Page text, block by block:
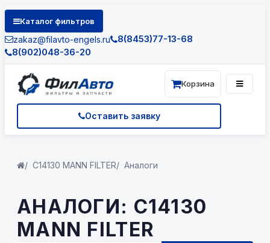
Каталог фильтров
zakaz@filavto-engels.ru
8(8453)77-13-68
8(902)048-36-20
Оставить заявку
Корзина
C14130 MANN FILTER Аналоги
АНАЛОГИ: C14130
MANN FILTER